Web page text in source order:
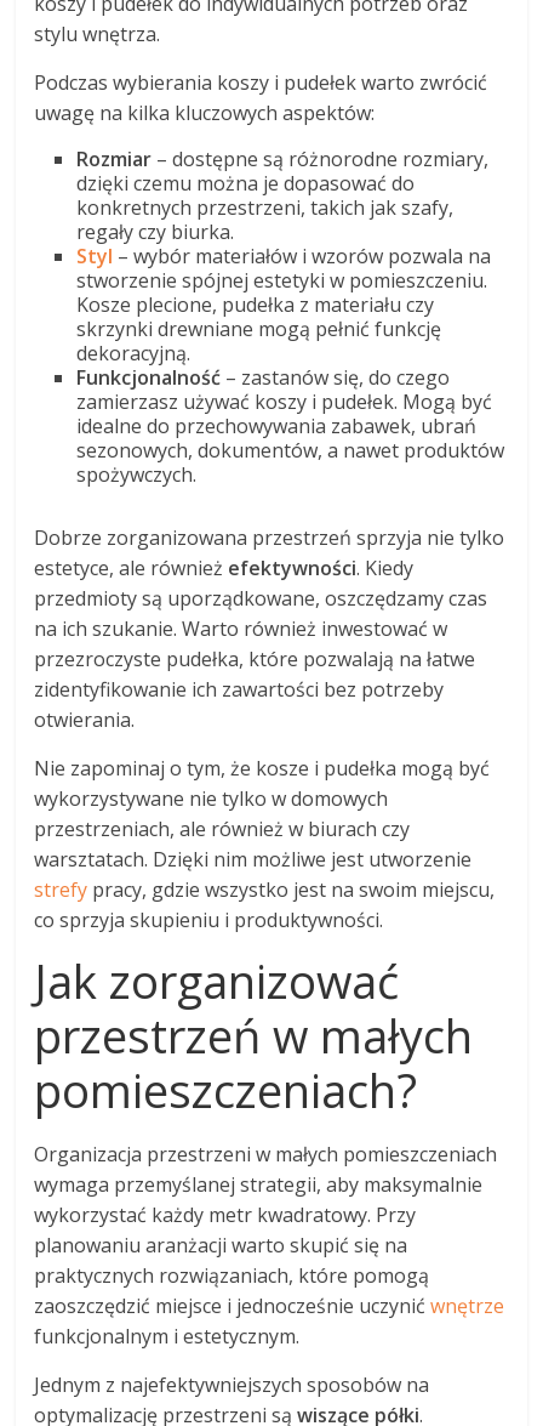
stylu wnętrza.
Podczas wybierania koszy i pudełek warto zwrócić
uwagę na kilka kluczowych aspektów:
Rozmiar – dostępne są różnorodne rozmiary,
dzięki czemu można je dopasować do
konkretnych przestrzeni, takich jak szafy,
regały czy biurka.
Styl – wybór materiałów i wzorów pozwala na
stworzenie spójnej estetyki w pomieszczeniu.
Kosze plecione, pudełka z materiału czy
skrzynki drewniane mogą pełnić funkcję
dekoracyjną.
Funkcjonalność – zastanów się, do czego
zamierzasz używać koszy i pudełek. Mogą być
idealne do przechowywania zabawek, ubrań
sezonowych, dokumentów, a nawet produktów
spożywczych.
Dobrze zorganizowana przestrzeń sprzyja nie tylko
estetyce, ale również efektywności. Kiedy
przedmioty są uporządkowane, oszczędzamy czas
na ich szukanie. Warto również inwestować w
przezroczyste pudełka, które pozwalają na łatwe
zidentyfikowanie ich zawartości bez potrzeby
otwierania.
Nie zapominaj o tym, że kosze i pudełka mogą być
wykorzystywane nie tylko w domowych
przestrzeniach, ale również w biurach czy
warsztatach. Dzięki nim możliwe jest utworzenie
strefy pracy, gdzie wszystko jest na swoim miejscu,
co sprzyja skupieniu i produktywności.
Jak zorganizować
przestrzeń w małych
pomieszczeniach?
Organizacja przestrzeni w małych pomieszczeniach
wymaga przemyślanej strategii, aby maksymalnie
wykorzystać każdy metr kwadratowy. Przy
planowaniu aranżacji warto skupić się na
praktycznych rozwiązaniach, które pomogą
zaoszczędzić miejsce i jednocześnie uczynićwnętrze
funkcjonalnym i estetycznym.
Jednym z najefektywniejszych sposobów na
optymalizację przestrzeni sąwiszące półki.